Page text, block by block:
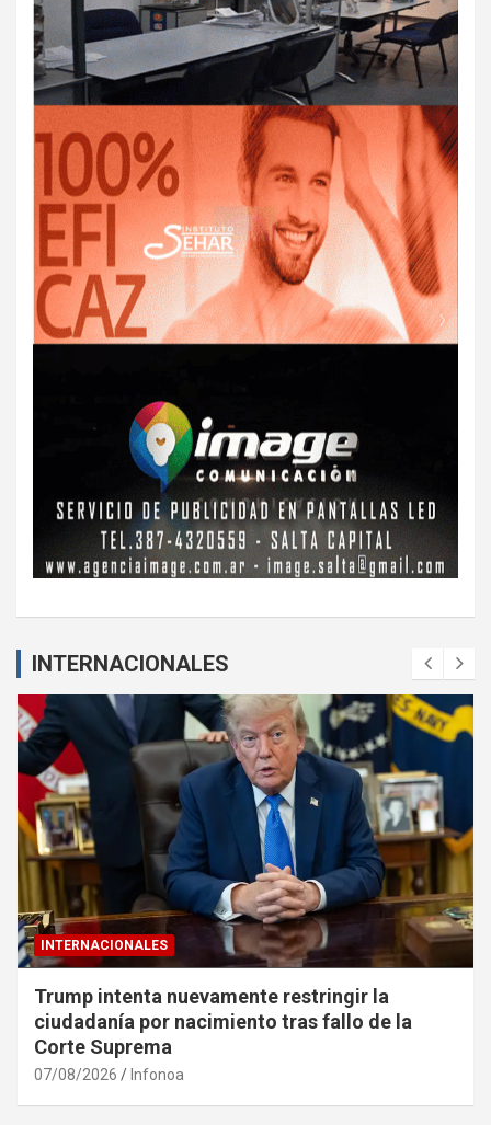
INTERNACIONALES
INTERNACIONALES
Trump intenta nuevamente restringir la
ciudadanía por nacimiento tras fallo de la
Corte Suprema
07/08/2026 Infonoa